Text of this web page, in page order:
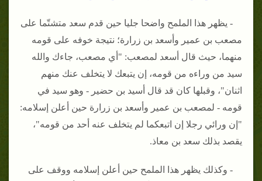
- يظهر هذا الملمح واضحا جليا حين قدم سعد متشتّما على
مصعب بن عمير وأسعد بن زرارة؛ نتيجة خوفه على قومه
منهما، حيث قال أسعد لمصعب: "أي مصعب، جاءك والله
سيد من وراءه من قومه، إن يتبعك لا يتخلف عنك منهم
اثنان"، وقبلها كان قد قال أسيد بن حضير - وهو سيد في
قومه - لمصعب بن عمير وأسعد بن زرارة حين أعلن إسلامه:
"إن ورائي رجلا إن اتبعكما لم يتخلف عنه أحد من قومه"،
يقصد بذلك سعد بن معاذ.
- وكذلك يظهر هذا الملمح حين أعلن إسلامه ووقف على